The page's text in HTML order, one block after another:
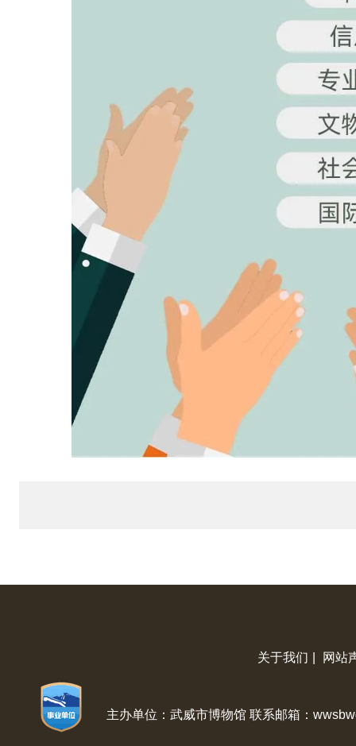
关于我们 网站
主办单位：武威市博物馆 联系邮箱：